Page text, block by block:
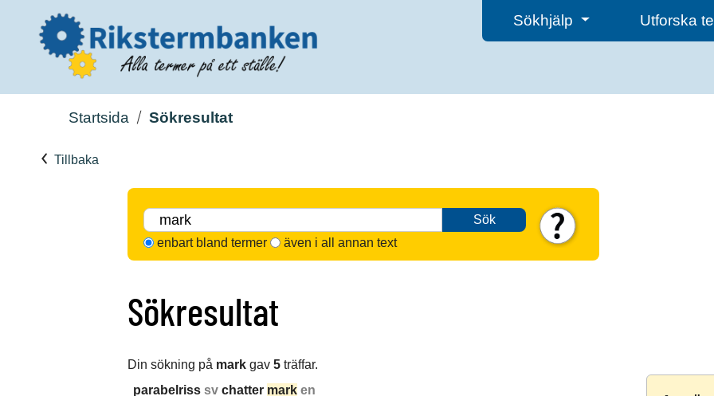
Sökhjälp Utforska
Startsida Sökresultat
Tillbaka
Sök
enbart bland termer
även i all annan text
Sökresultat
Din sökning på mark gav 5 träffar.
parabelriss sv chatter mark en